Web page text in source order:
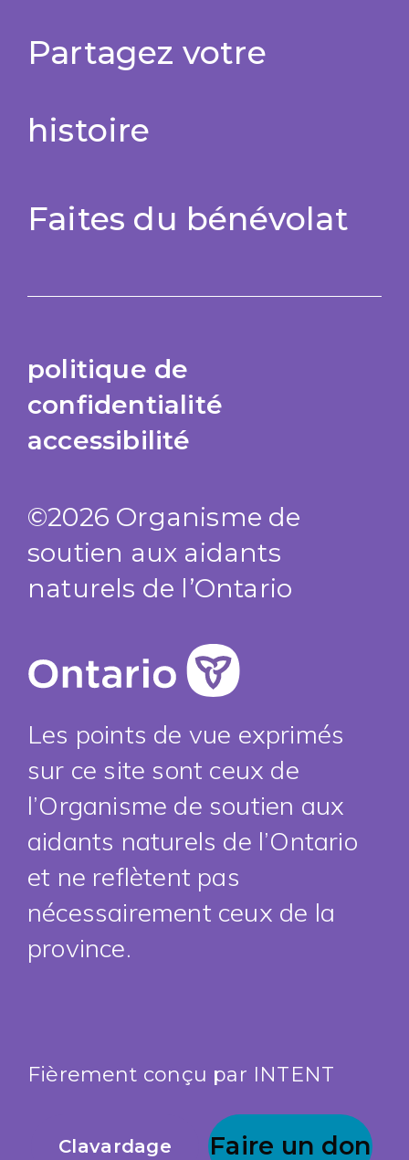
Clavardage Faire un don
Partagez votre
histoire
Faites du bénévolat
politique de
confidentialité
accessibilité
©2026 Organisme de
soutien aux aidants
naturels de l’Ontario
Les points de vue exprimés
sur ce site sont ceux de
l’Organisme de soutien aux
aidants naturels de l’Ontario
et ne reflètent pas
nécessairement ceux de la
province.
Fièrement conçu par INTENT